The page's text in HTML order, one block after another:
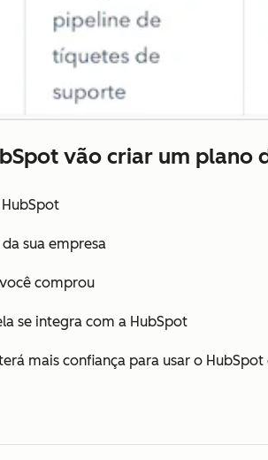
vão criar um
sua empresa
comprou
se integra com a HubSpot
mais confiança para usar o HubSpot